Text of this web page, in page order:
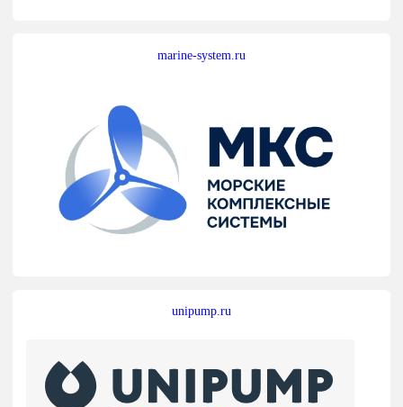
marine-system.ru
unipump.ru